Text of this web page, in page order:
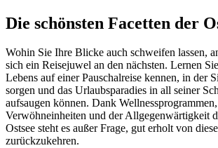
Die schönsten Facetten der
Wohin Sie Ihre Blicke auch schweifen lassen,
sich ein Reisejuwel an den nächsten. Lernen
Lebens auf einer Pauschalreise kennen, in der
sorgen und das Urlaubsparadies in all seiner
aufsaugen können. Dank
Verwöhneinheiten und der Allgegenwärtigkeit
Ostsee steht es außer Frage, gut erholt von
zurückzukehren.